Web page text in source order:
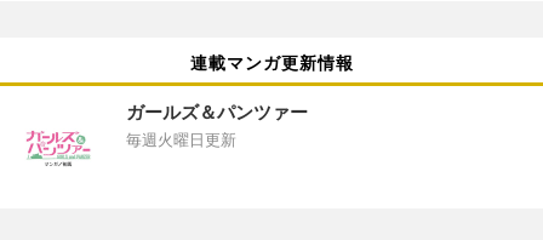
連載マンガ更新情報
ガールズ＆パンツァー
毎週火曜日更新